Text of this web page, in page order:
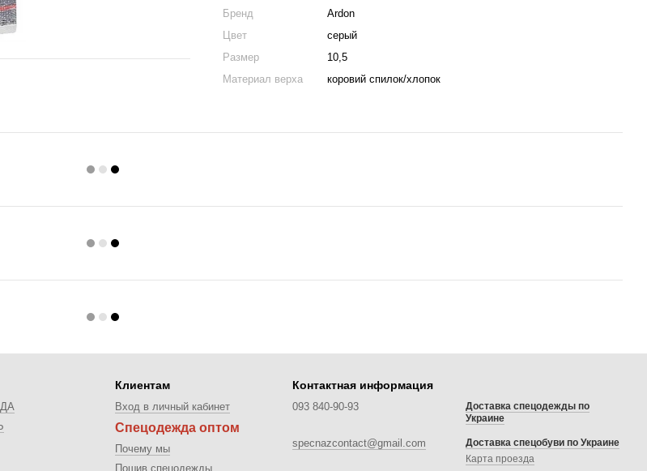
Бренд
Ardon
Цвет
серый
Размер
10,5
Материал верха
коровий спилок/хлопок
Клиентам
Вход в личный кабинет
Спецодежда оптом
Почему мы
Пошив спецодежды
Контактная информация
093 840-90-93
specnazcontact@gmail.com
Доставка спецодежды по
Украине
Доставка спецобуви по Украине
Карта проезда